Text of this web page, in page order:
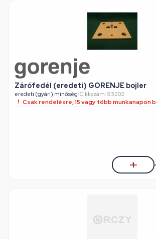
Zárófedél (eredeti) GORENJE bojler
eredeti (gyári) minőség•Cikkszám: 93202
Csak rendelésre, 15 vagy több munkanapon